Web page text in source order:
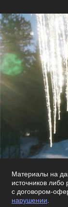
Материалы на
источников либо
с договором-
нарушении.